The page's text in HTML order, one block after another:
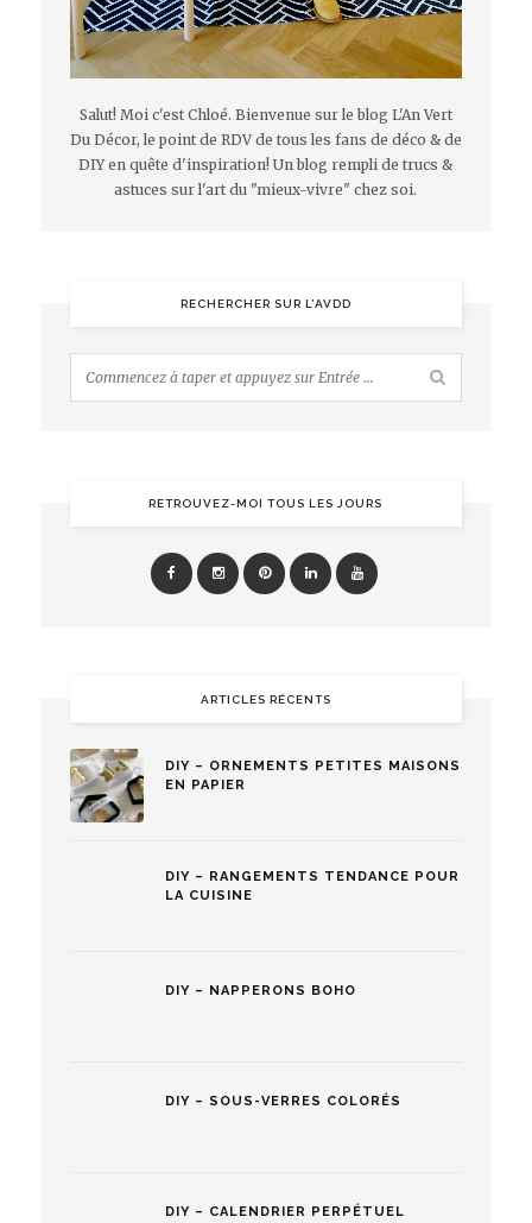
Salut! Moi c'est Chloé. Bienvenue sur le blog L'An Vert
Du Décor, le point de RDV de tous les fans de déco & de
DIY en quête d'inspiration! Un blog rempli de trucs &
astuces sur l'art du "mieux-vivre" chez soi.
RECHERCHER SUR L’AVDD
RETROUVEZ-MOI TOUS LES JOURS
ARTICLES RÉCENTS
DIY – ORNEMENTS PETITES MAISONS
EN PAPIER
DIY – RANGEMENTS TENDANCE POUR
LA CUISINE
DIY – NAPPERONS BOHO
DIY – SOUS-VERRES COLORÉS
DIY – CALENDRIER PERPÉTUEL